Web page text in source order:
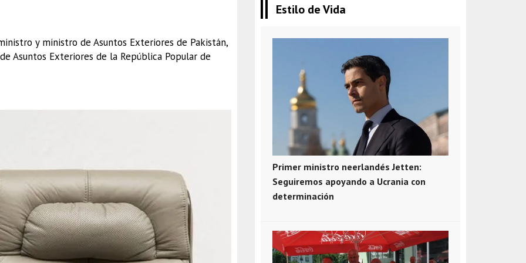
y ministro de Asuntos Exteriores de Pakistán,
Asuntos Exteriores de la República Popular de
Estilo de Vida
Primer ministro neerlandés Jetten:
Seguiremos apoyando a Ucrania con
determinación